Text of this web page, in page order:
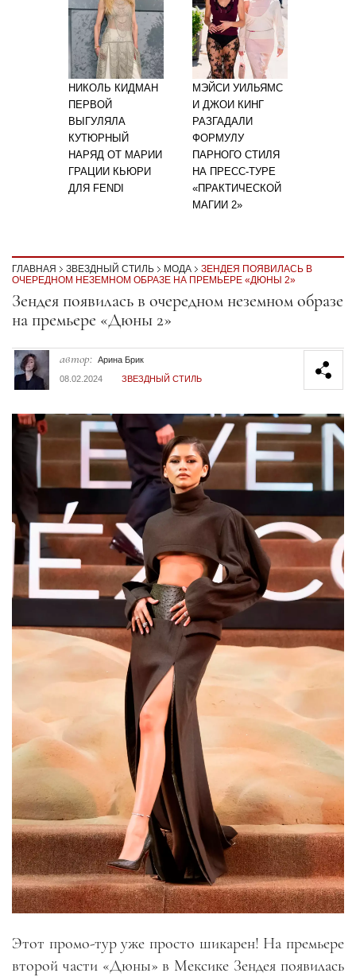
НИКОЛЬ КИДМАН
ПЕРВОЙ
ВЫГУЛЯЛА
КУТЮРНЫЙ
НАРЯД ОТ МАРИИ
ГРАЦИИ КЬЮРИ
ДЛЯ FENDI
МЭЙСИ УИЛЬЯМС
И ДЖОИ КИНГ
РАЗГАДАЛИ
ФОРМУЛУ
ПАРНОГО СТИЛЯ
НА ПРЕСС-ТУРЕ
«ПРАКТИЧЕСКОЙ
МАГИИ 2»
ГЛАВНАЯ ЗВЕЗДНЫЙ СТИЛЬ МОДА
ЗЕНДЕЯ ПОЯВИЛАСЬ В
ОЧЕРЕДНОМ НЕЗЕМНОМ ОБРАЗЕ НА ПРЕМЬЕРЕ «ДЮНЫ 2»
Секция статей
Зендея появилась в очередном неземном образе
на премьере «Дюны 2»
автор: Арина Брик
08.02.2024
ЗВЕЗДНЫЙ СТИЛЬ
Этот промо-тур уже просто шикарен! На премьере
второй части «Дюны» в Мексике Зендея появилась